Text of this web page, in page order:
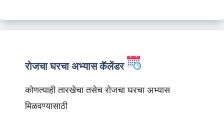
रोजचा घरचा अभ्यास कॅलेंडर
कोणत्याही तारखेचा तसेच रोजचा घरचा अभ्यास
मिळवण्यासाठी